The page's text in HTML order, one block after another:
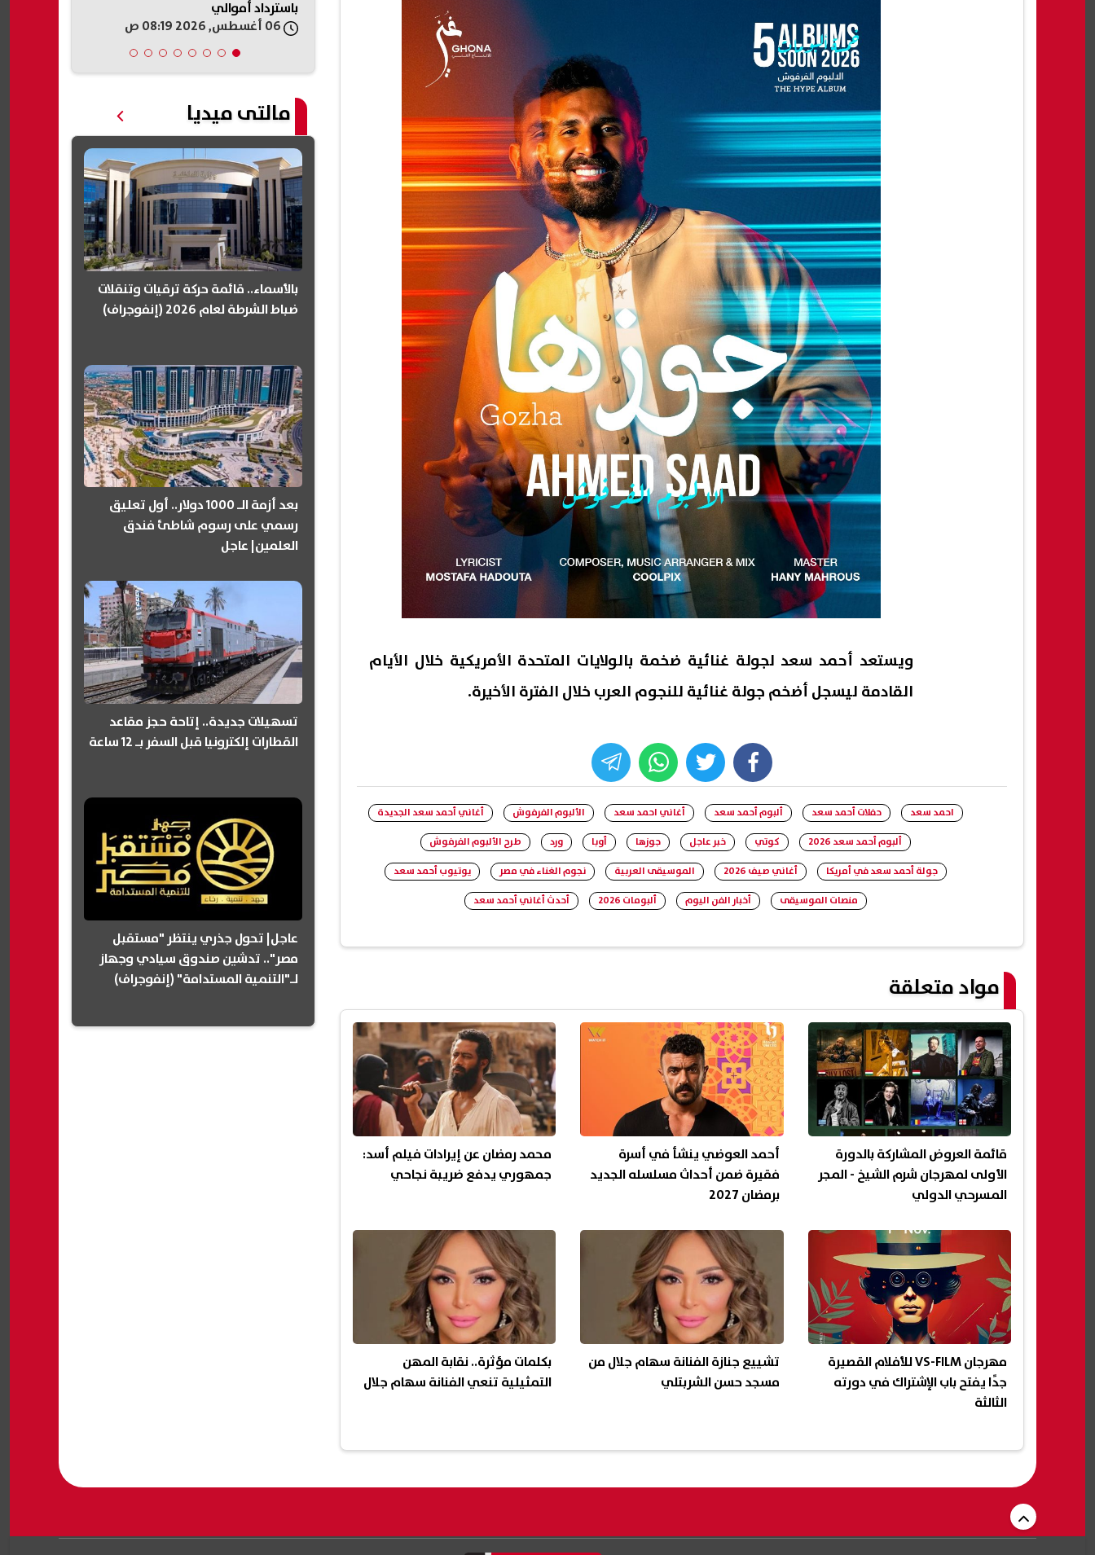
ويستعد أحمد سعد لجولة غنائية ضخمة بالولايات المتحدة الأمريكية خلال الأيام
القادمة ليسجل أضخم جولة غنائية للنجوم العرب خلال الفترة الأخيرة.
facebook
twitter
whats
احمد سعد حفلات أحمد سعد ألبوم أحمد سعد أغاني احمد سعد الألبوم الفرفوش
أغاني أحمد سعد الجديدة
ألبوم أحمد سعد 2026
كوتي خبر عاجل جوزها أوبا ورد
طرح الألبوم الفرفوش
جولة أحمد سعد في أمريكا
أغاني صيف 2026 الموسيقى العربية نجوم الغناء في مصر
يوتيوب أحمد سعد
منصات الموسيقى
أخبار الفن اليوم ألبومات 2026 أحدث أغاني أحمد سعد
مواد متعلقة
قائمة العروض المشاركة بالدورة
الأولى لمهرجان شرم الشيخ - المجر
المسرحي الدولي
أحمد العوضي ينشأ في أسرة
فقيرة ضمن أحداث مسلسله الجديد
برمضان 2027
محمد رمضان عن إيرادات فيلم أسد:
جمهوري يدفع ضريبة نجاحي
مهرجان VS-FILM للأفلام القصيرة
جدًا يفتح باب الإشتراك في دورته
الثالثة
تشييع جنازة الفنانة سهام جلال من
مسجد حسن الشربتلي
بكلمات مؤثرة.. نقابة المهن
التمثيلية تنعي الفنانة سهام جلال
باسترداد أموالي
مالتى ميديا
بالأسماء.. قائمة حركة ترقيات وتنقلات
ضباط الشرطة لعام 2026 (إنفوجراف)
بعد أزمة الـ 1000 دولار.. أول تعليق
رسمي على رسوم شاطئ فندق
العلمين| عاجل
تسهيلات جديدة.. إتاحة حجز مقاعد
القطارات إلكترونيا قبل السفر بـ 12 ساعة
عاجل| تحول جذري ينتظر "مستقبل
مصر".. تدشين صندوق سيادي وجهاز
لـ"التنمية المستدامة" (إنفوجراف)